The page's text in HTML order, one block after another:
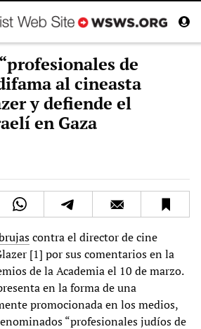
de
al cineasta
y defiende el
en Gaza
contra el director de cine
[1] por sus comentarios en la
de la Academia el 10 de marzo.
en la forma de una
promocionada en los medios,
“profesionales judíos de